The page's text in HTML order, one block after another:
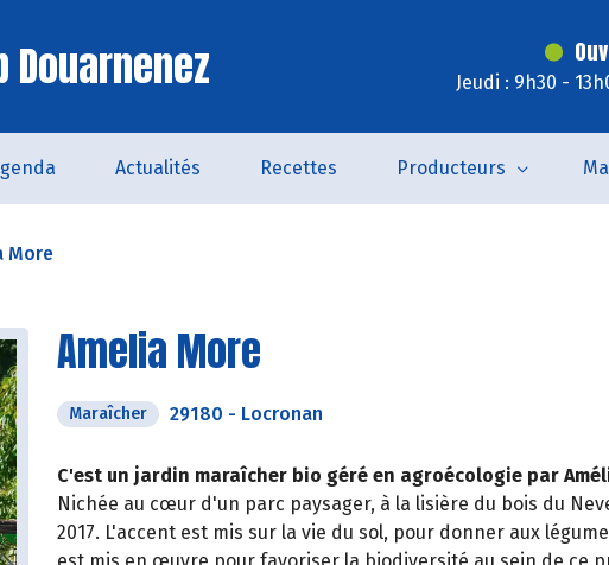
Douarnenez Jeudi : 9h30 -
Actualités Recettes Producteurs
More
Amelia More
Maraîcher 29180 - Locronan
C'est un jardin maraîcher bio géré en agroécologie par
Nichée au cœur d'un parc paysager, à la lisière du bois du
2017. L'accent est mis sur la vie du sol, pour donner aux